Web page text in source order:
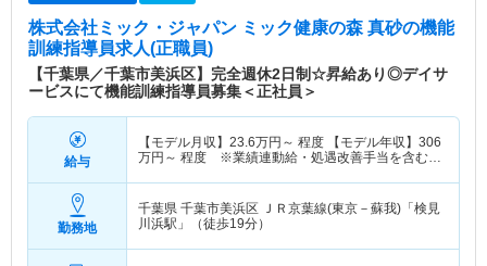
株式会社ミック・ジャパン ミック健康の森 真砂の機能
訓練指導員求人(正職員)
【千葉県／千葉市美浜区】完全週休2日制☆昇給あり◎デイサ
ービスにて機能訓練指導員募集＜正社員＞
給与
【モデル月収】 23.6万円～ 程度 【モデル年収】 306
万円～ 程度 ※業績連動給・処遇改善手当を含む概
勤務地
千葉県 千葉市美浜区 ＪＲ京葉線(東京－蘇我)「検見
川浜駅」（徒歩19分）